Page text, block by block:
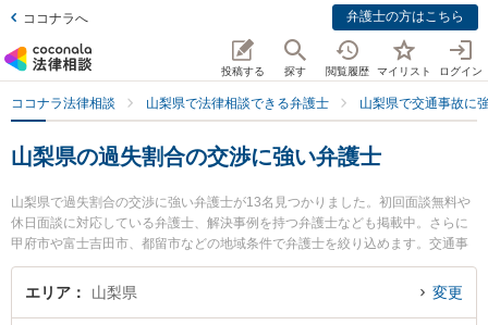
ココナラへ 弁護士の方はこちら
投稿する 探す 閲覧履歴 マイリスト ログイン
ココナラ法律相談 山梨県で法律相談できる弁護士 山梨県で交通事故に
山梨県の過失割合の交渉に強い弁護士
山梨県で過失割合の交渉に強い弁護士が13名見つかりました。初回面談無料や
休日面談に対応している弁護士、解決事例を持つ弁護士なども掲載中。さらに
甲府市や富士吉田市、都留市などの地域条件で弁護士を絞り込めます。交通事
故に関係する自動車事故やバイク事故、自転車事故等の細かな分野での絞り込
み検索もでき便利です。特にベリーベスト法律事務所 甲府オフィスの髙島 星矢
エリア 山梨県 変更